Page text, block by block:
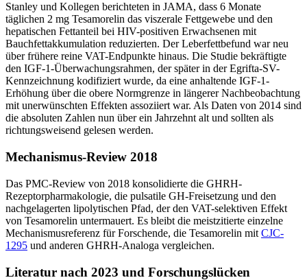
Stanley und Kollegen berichteten in JAMA, dass 6 Monate
täglichen 2 mg Tesamorelin das viszerale Fettgewebe und den
hepatischen Fettanteil bei HIV-positiven Erwachsenen mit
Bauchfettakkumulation reduzierten. Der Leberfettbefund war neu
über frühere reine VAT-Endpunkte hinaus. Die Studie bekräftigte
den IGF-1-Überwachungsrahmen, der später in der Egrifta-SV-
Kennzeichnung kodifiziert wurde, da eine anhaltende IGF-1-
Erhöhung über die obere Normgrenze in längerer Nachbeobachtung
mit unerwünschten Effekten assoziiert war. Als Daten von 2014 sind
die absoluten Zahlen nun über ein Jahrzehnt alt und sollten als
richtungsweisend gelesen werden.
Mechanismus-Review 2018
Das PMC-Review von 2018 konsolidierte die GHRH-
Rezeptorpharmakologie, die pulsatile GH-Freisetzung und den
nachgelagerten lipolytischen Pfad, der den VAT-selektiven Effekt
von Tesamorelin untermauert. Es bleibt die meistzitierte einzelne
Mechanismusreferenz für Forschende, die Tesamorelin mit CJC-
1295 und anderen GHRH-Analoga vergleichen.
Literatur nach 2023 und Forschungslücken